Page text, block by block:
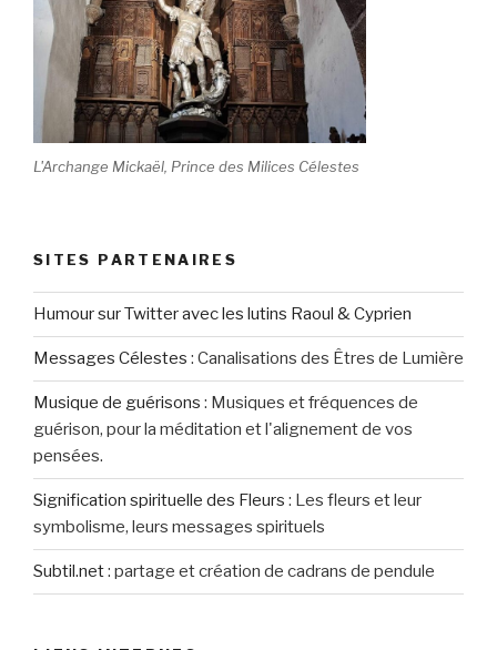
L'Archange Mickaël, Prince des Milices Célestes
SITES PARTENAIRES
Humour sur Twitter avec les lutins Raoul & Cyprien
Messages Célestes : Canalisations des Êtres de Lumière
Musique de guérisons : Musiques et fréquences de
guérison, pour la méditation et l'alignement de vos
pensées.
Signification spirituelle des Fleurs : Les fleurs et leur
symbolisme, leurs messages spirituels
Subtil.net: partage et création de cadrans de pendule